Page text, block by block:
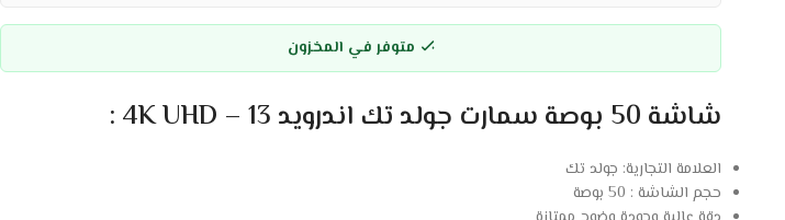
متوفر في المخزون
شاشة 50 بوصة سمارت جولد تك اندرويد 13 – 4K UHD :
العلامة التجارية: جولد تك
حجم الشاشة : 50 بوصة